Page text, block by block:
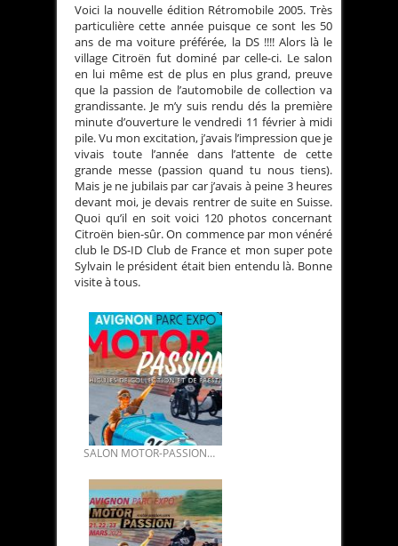
Voici la nouvelle édition Rétromobile 2005. Très
particulière cette année puisque ce sont les 50
ans de ma voiture préférée, la DS !!!! Alors là le
village Citroën fut dominé par celle-ci. Le salon
en lui même est de plus en plus grand, preuve
que la passion de l’automobile de collection va
grandissante. Je m’y suis rendu dés la première
minute d’ouverture le vendredi 11 février à midi
pile. Vu mon excitation, j’avais l’impression que je
vivais toute l’année dans l’attente de cette
grande messe (passion quand tu nous tiens).
Mais je ne jubilais par car j’avais à peine 3 heures
devant moi, je devais rentrer de suite en Suisse.
Quoi qu’il en soit voici 120 photos concernant
Citroën bien-sûr. On commence par mon vénéré
club le DS-ID Club de France et mon super pote
Sylvain le président était bien entendu là. Bonne
visite à tous.
SALON MOTOR-PASSION AVIGNON 2026.